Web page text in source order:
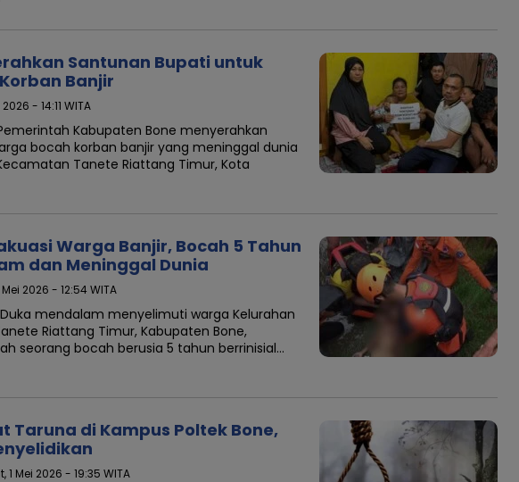
Santunan Bupati untuk
Banjir
- 14:11 WITA
Pemerintah Kabupaten Bone menyerahkan
bocah korban banjir yang meninggal dunia
Tanete Riattang Timur, Kota
Warga Banjir, Bocah 5 Tahun
dan Meninggal Dunia
2026 - 12:54 WITA
Duka mendalam menyelimuti warga Kelurahan
Riattang Timur, Kabupaten Bone,
seorang bocah berusia 5 tahun berrinisial…
Taruna di Kampus Poltek Bone,
1 Mei 2026 - 19:35 WITA